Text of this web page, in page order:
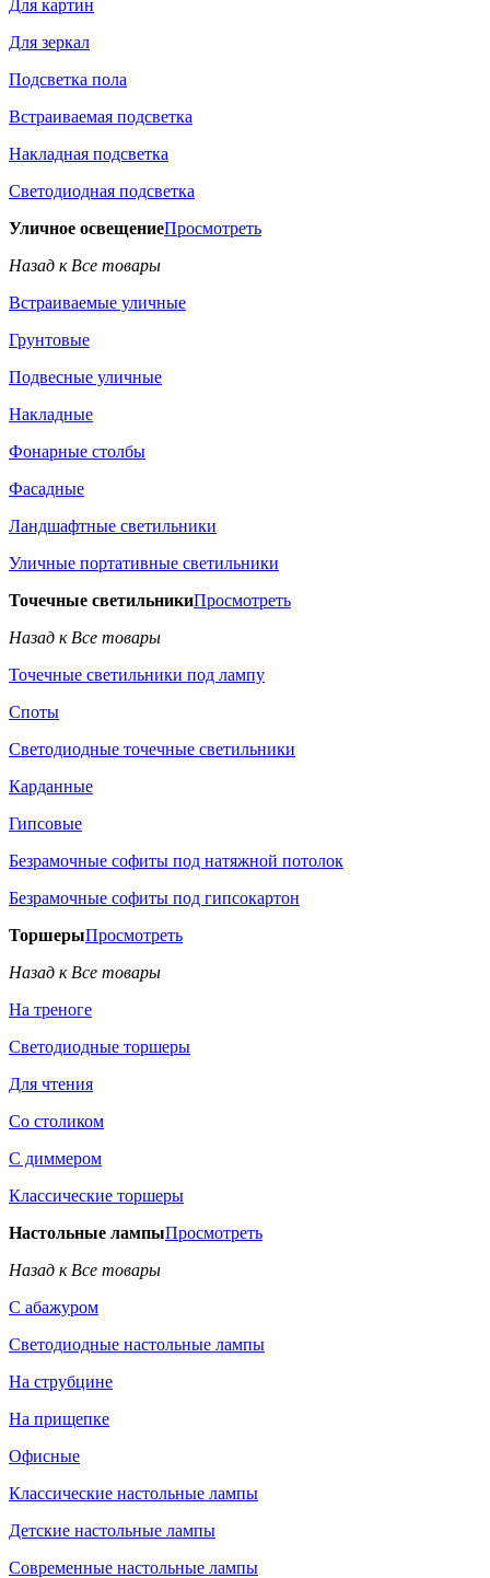
Для картин
Для зеркал
Подсветка пола
Встраиваемая подсветка
Накладная подсветка
Светодиодная подсветка
Уличное освещениеПросмотреть
Назад к Все товары
Встраиваемые уличные
Грунтовые
Подвесные уличные
Накладные
Фонарные столбы
Фасадные
Ландшафтные светильники
Уличные портативные светильники
Точечные светильникиПросмотреть
Назад к Все товары
Точечные светильники под лампу
Споты
Светодиодные точечные светильники
Карданные
Гипсовые
Безрамочные софиты под натяжной потолок
Безрамочные софиты под гипсокартон
ТоршерыПросмотреть
Назад к Все товары
На треноге
Светодиодные торшеры
Для чтения
Со столиком
С диммером
Классические торшеры
Настольные лампыПросмотреть
Назад к Все товары
С абажуром
Светодиодные настольные лампы
На струбцине
На прищепке
Офисные
Классические настольные лампы
Детские настольные лампы
Современные настольные лампы